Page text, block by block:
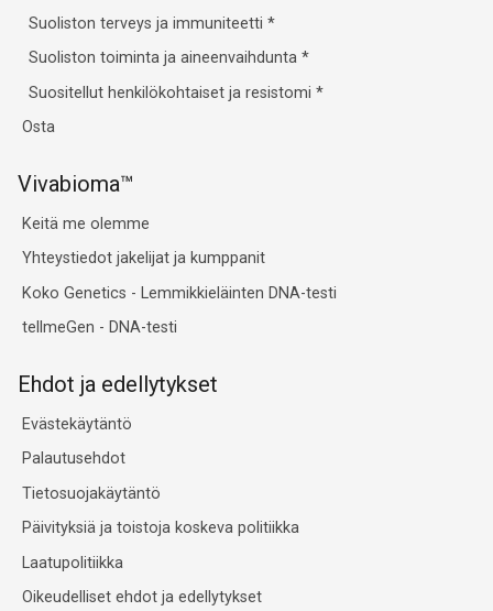
Suoliston terveys ja immuniteetti*
Suoliston toiminta ja aineenvaihdunta*
Suositellut henkilökohtaiset ja resistomi*
Osta
Vivabioma™
Keitä me olemme
Yhteystiedot jakelijat ja kumppanit
Koko Genetics - Lemmikkieläinten DNA-testi
tellmeGen - DNA-testi
Ehdot ja edellytykset
Evästekäytäntö
Palautusehdot
Tietosuojakäytäntö
Päivityksiä ja toistoja koskeva politiikka
Laatupolitiikka
Oikeudelliset ehdot ja edellytykset